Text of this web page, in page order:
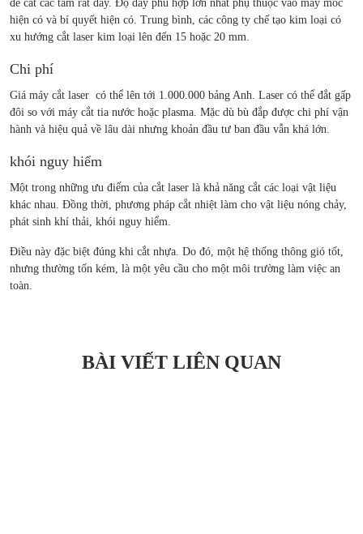
để cắt các tấm rất dày. Độ dày phù hợp lớn nhất phụ thuộc vào máy móc
hiện có và bí quyết hiện có. Trung bình, các công ty chế tạo kim loại có
xu hướng cắt laser kim loại lên đến 15 hoặc 20 mm.
Chi phí
Giá máy cắt laser có thể lên tới 1.000.000 bảng Anh. Laser có thể đắt gấp
đôi so với máy cắt tia nước hoặc plasma. Mặc dù bù đắp được chi phí vận
hành và hiệu quả về lâu dài nhưng khoản đầu tư ban đầu vẫn khá lớn.
khói nguy hiểm
Một trong những ưu điểm của cắt laser là khả năng cắt các loại vật liệu
khác nhau. Đồng thời, phương pháp cắt nhiệt làm cho vật liệu nóng chảy,
phát sinh khí thải, khói nguy hiểm.
Điều này đặc biệt đúng khi cắt nhựa. Do đó, một hệ thống thông gió tốt,
nhưng thường tốn kém, là một yêu cầu cho một môi trường làm việc an
toàn.
BÀI VIẾT LIÊN QUAN